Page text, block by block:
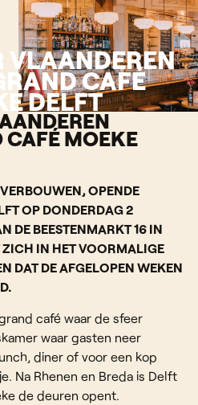
VLAANDEREN
CAFÉ
DELFT
CAFÉ MOEKE
OPENDE
OP DONDERDAG 2
DE BEESTENMARKT 16 IN
ZICH IN HET VOORMALIGE
DAT DE AFGELOPEN WEKEN
café waar de sfeer
waar gasten neer
diner of voor een kop
Na Rhenen en Breda is Delft
de deuren opent.